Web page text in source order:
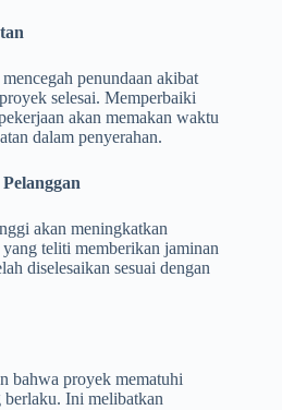
penundaan akibat
selesai. Memperbaiki
akan memakan waktu
dalam penyerahan.
akan meningkatkan
teliti memberikan jaminan
diselesaikan sesuai dengan
bahwa proyek mematuhi
berlaku. Ini melibatkan